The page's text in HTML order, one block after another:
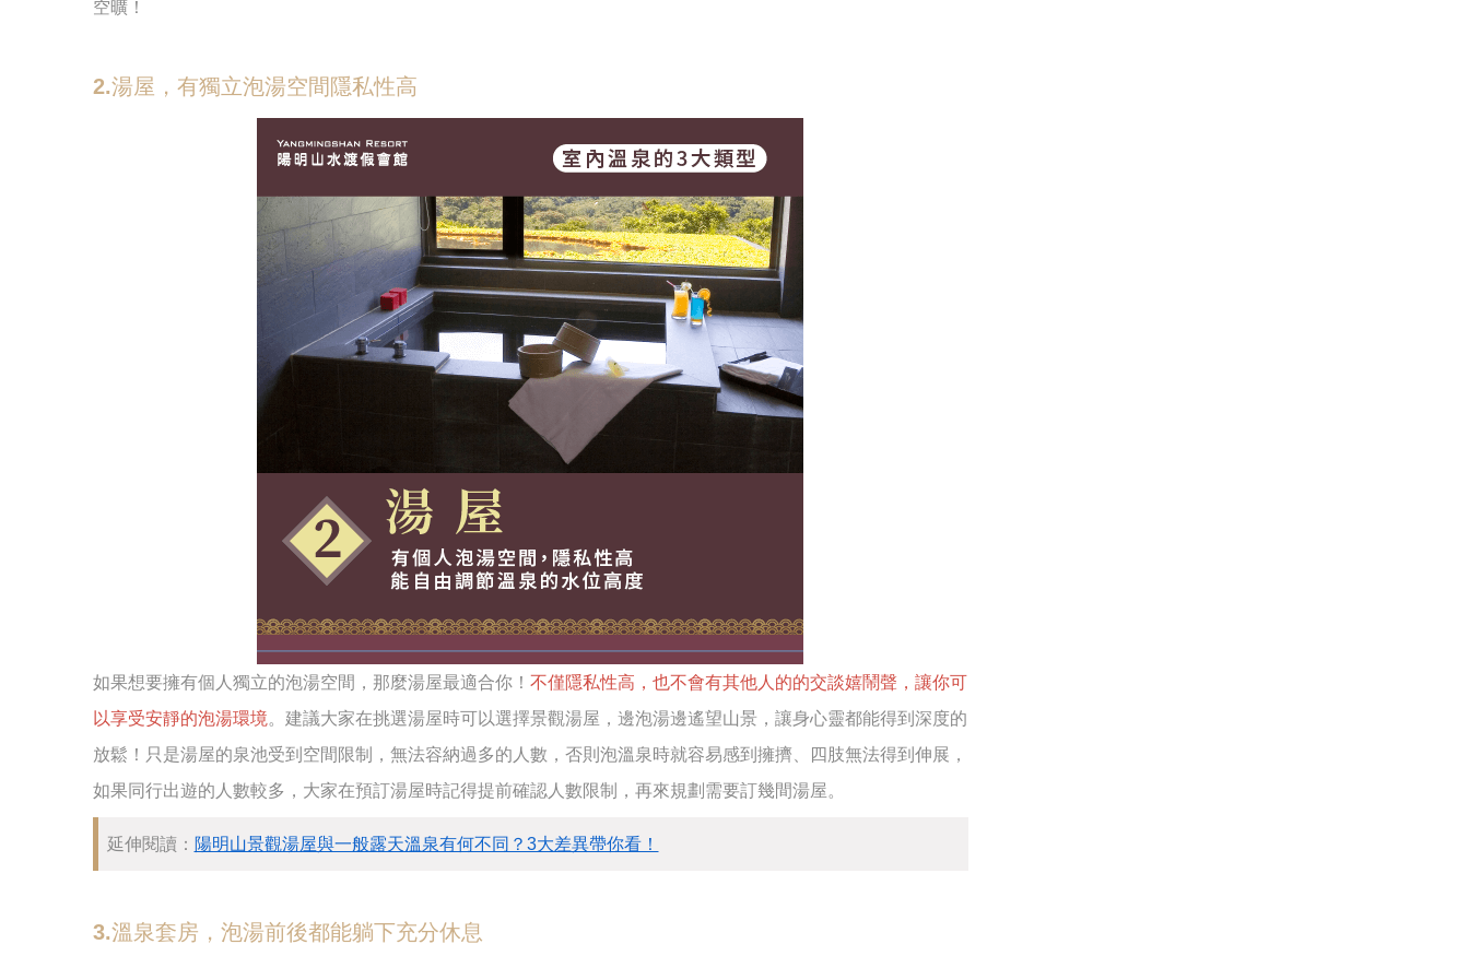
空曠！
2.湯屋，有獨立泡湯空間隱私性高
如果想要擁有個人獨立的泡湯空間，那麼湯屋最適合你！ 不僅隱私性高，也不會有其他人的的交談嬉鬧聲，讓你可
以享受安靜的泡湯環境。建議大家在挑選湯屋時可以選擇景觀湯屋，邊泡湯邊遙望山景，讓身心靈都能得到深度的
放鬆！只是湯屋的泉池受到空間限制，無法容納過多的人數，否則泡溫泉時就容易感到擁擠、四肢無法得到伸展，
如果同行出遊的人數較多，大家在預訂湯屋時記得提前確認人數限制，再來規劃需要訂幾間湯屋。
延伸閱讀： 陽明山景觀湯屋與一般露天溫泉有何不同？3大差異帶你看！
3.溫泉套房，泡湯前後都能躺下充分休息